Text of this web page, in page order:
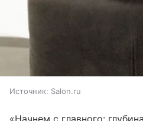
Источник: Salon.ru
«Начнем с главного: